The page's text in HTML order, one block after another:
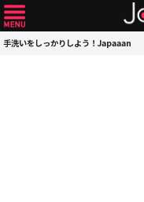
手洗いをしっかりしよう！Japaaan